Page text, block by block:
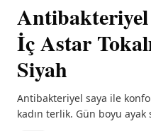
İç Astar
Siyah
Antibakteriyel saya ile
kadın terlik. Gün boyu ayak